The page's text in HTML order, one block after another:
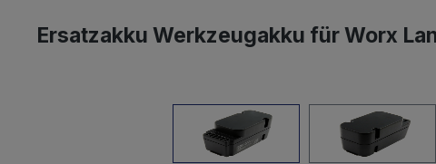
Ersatzakku Werkzeugakku für Worx